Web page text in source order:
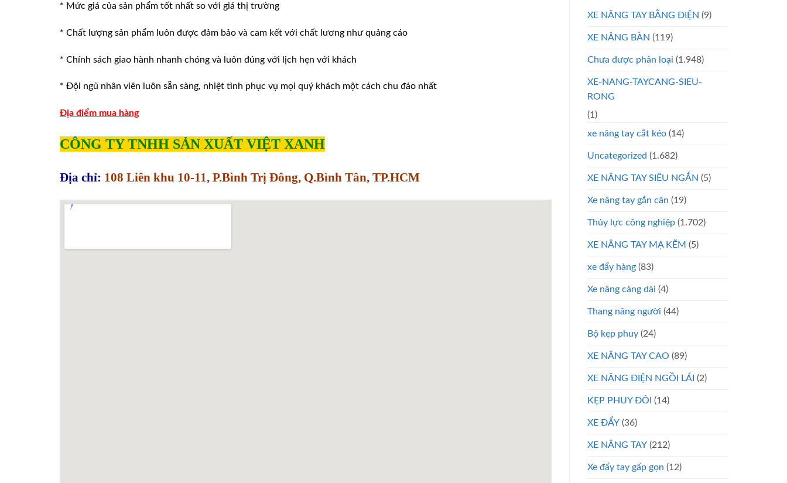
* Mức giá của sản phẩm tốt nhất so với giá thị trường
* Chất lượng sản phẩm luôn được đảm bảo và cam kết với chất lương như quảng cáo
* Chính sách giao hành nhanh chóng và luôn đúng với lịch hẹn với khách
* Đội ngủ nhân viên luôn sẵn sàng, nhiệt tình phục vụ mọi quý khách một cách chu đáo nhất
Địa điểm mua hàng
CÔNG TY TNHH SẢN XUẤT VIỆT XANH
Địa chỉ: 108 Liên khu 10-11, P.Bình Trị Đông, Q.Bình Tân, TP.HCM
XE NÂNG TAY BẰNG ĐIỆN (9)
XE NÂNG BÀN (119)
Chưa được phân loại (1.948)
XE-NANG-TAYCANG-SIEU-
RONG
(1)
xe nâng tay cắt kéo (14)
Uncategorized (1.682)
XE NÂNG TAY SIÊU NGẮN (5)
Xe nâng tay gắn cân (19)
Thủy lực công nghiệp (1.702)
XE NÂNG TAY MẠ KẼM (5)
xe đẩy hàng (83)
Xe nâng càng dài (4)
Thang nâng người (44)
Bộ kẹp phuy (24)
XE NÂNG TAY CAO (89)
XE NÂNG ĐIỆN NGỒI LÁI (2)
KẸP PHUY ĐÔI (14)
XE ĐẨY (36)
XE NÂNG TAY (212)
Xe đẩy tay gấp gọn (12)